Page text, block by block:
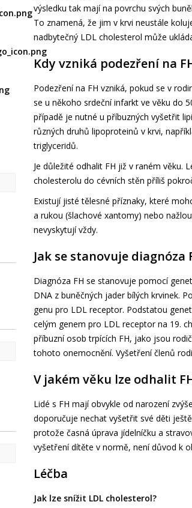
výsledku tak mají na povrchu svých
To znamená, že jim v krvi neustále
nadbytečný LDL cholesterol může
Kdy vzniká podezření na
Podezření na FH vzniká, pokud se v
se u někoho srdeční infarkt ve věku do
případě je nutné u příbuzných vyšetřit
různých druhů lipoproteinů v krvi,
triglyceridů.
Je důležité odhalit FH již v raném věku.
cholesterolu do cévních stěn příliš
Existují jisté tělesné příznaky, které
a rukou (šlachové xantomy) nebo
nevyskytují vždy.
Jak se stanovuje diagnóza
Diagnóza FH se stanovuje pomocí
DNA z buněčných jader bílých krvinek.
genu pro LDL receptor. Podstatou
celým genem pro LDL receptor na 19.
příbuzní osob trpících FH, jako jsou
tohoto onemocnění. Vyšetření členů
V jakém věku lze odhalit
Lidé s FH mají obvykle od narození
doporučuje nechat vyšetřit své děti
protože časná úprava jídelníčku a
vyšetření dítěte v normě, není důvod k
Léčba
Jak lze snížit LDL cholesterol?